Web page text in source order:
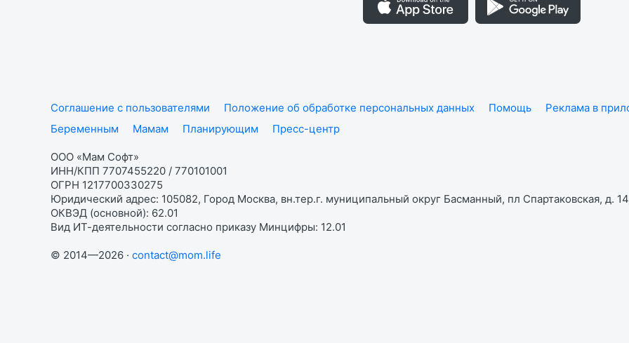
Соглашение с пользователями Положение об обработке персональных данных Помощь Реклама в
Беременным
Мамам Планирующим Пресс-центр
ООО «Мам Софт»
ИНН/КПП 7707455220 / 770101001
ОГРН 1217700330275
Юридический адрес: 105082, Город Москва, вн.тер.г. муниципальный округ Басманный, пл Спартаковская, д.
ОКВЭД (основной): 62.01
Вид ИТ-деятельности согласно приказу Минцифры: 12.01
© 2014—2026 · contact@mom.life